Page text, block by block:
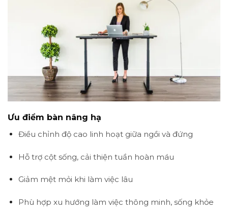
Ưu điểm bàn nâng hạ
Điều chỉnh độ cao linh hoạt giữa ngồi và đứng
Hỗ trợ cột sống, cải thiện tuần hoàn máu
Giảm mệt mỏi khi làm việc lâu
Phù hợp xu hướng làm việc thông minh, sống khỏe